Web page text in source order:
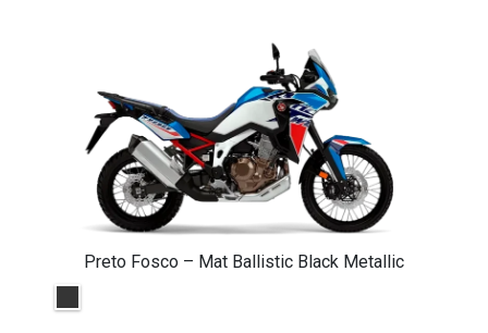
Preto Fosco – Mat Ballistic Black Metallic